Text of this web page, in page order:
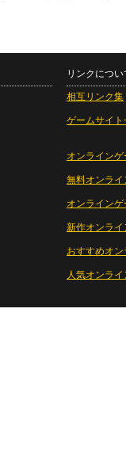
リンクについ
相互リンク集
ゲームサイト
オンラインゲ
無料オンライ
オンライン
新作オンライ
おすすめオ
人気オンラ